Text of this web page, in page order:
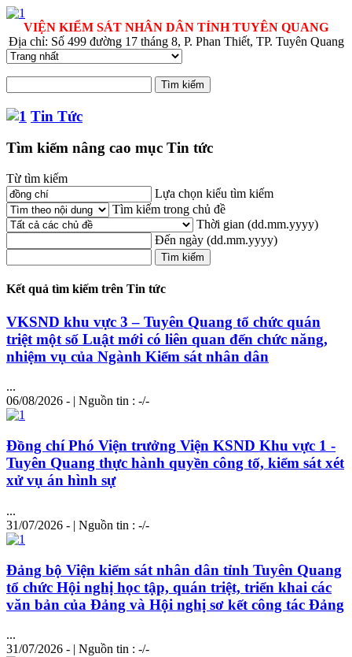
VIỆN KIỂM SÁT NHÂN DÂN TỈNH TUYÊN QUANG
Địa chỉ: Số 499 đường 17 tháng 8, P. Phan Thiết, TP. Tuyên Quang
Tin Tức
Tìm kiếm nâng cao mục Tin tức
Từ tìm kiếm
Lựa chọn kiểu tìm kiếm
Tìm kiếm trong chủ đề
Thời gian (dd.mm.yyyy)
Đến ngày (dd.mm.yyyy)
Kết quả tìm kiếm trên Tin tức
VKSND khu vực 3 – Tuyên Quang tổ chức quán
triệt một số Luật mới có liên quan đến chức năng,
nhiệm vụ của Ngành Kiểm sát nhân dân
...
06/08/2026 - | Nguồn tin : -/-
Đồng chíPhó Viện trưởng Viện KSND Khu vực 1 -
Tuyên Quang thực hành quyền công tố, kiểm sát xét
xử vụ án hình sự
...
31/07/2026 - | Nguồn tin : -/-
Đảng bộ Viện kiểm sát nhân dân tỉnh Tuyên Quang
tổ chức Hội nghị học tập, quán triệt, triển khai các
văn bản của Đảng và Hội nghị sơ kết công tác Đảng
...
31/07/2026 - | Nguồn tin : -/-